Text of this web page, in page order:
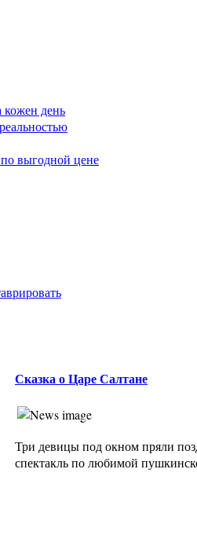
день
выгодной цене
Сказка о Царе Салтане
Три девицы под окном пряли
спектакль по любимой